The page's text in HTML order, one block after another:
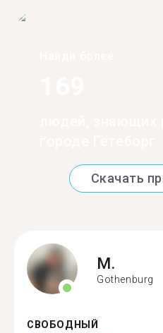
Скачать
M.
Gothenburg
СВОБОДНЫЙ